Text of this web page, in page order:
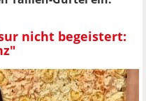
nicht begeistert: